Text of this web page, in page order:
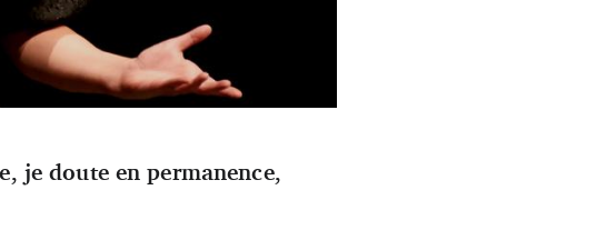
je doute en permanence,